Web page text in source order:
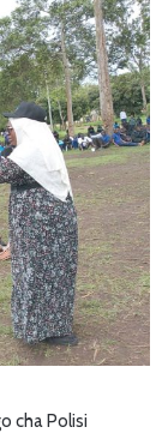
cha Polisi